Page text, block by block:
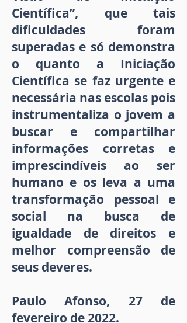
Científica”, que tais
dificuldades foram
superadas e só demonstra
o quanto a Iniciação
Científica se faz urgente e
necessária nas escolas pois
instrumentaliza o jovem a
buscar e compartilhar
informações corretas e
imprescindíveis ao ser
humano e os leva a uma
transformação pessoal e
social na busca de
igualdade de direitos e
melhor compreensão de
seus deveres.
Paulo Afonso, 27 de
fevereiro de 2022.